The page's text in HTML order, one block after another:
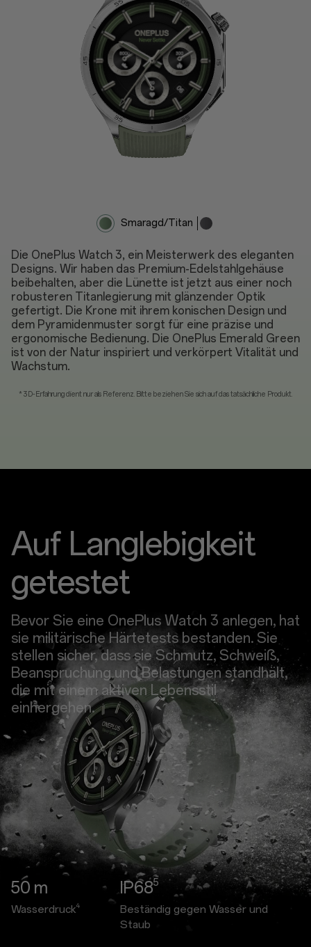
Smaragd/Titan
Die OnePlus Watch 3, ein Meisterwerk des eleganten
Designs. Wir haben das Premium-Edelstahlgehäuse
beibehalten, aber die Lünette ist jetzt aus einer noch
robusteren Titanlegierung mit glänzender Optik
gefertigt. Die Krone mit ihrem konischen Design und
dem Pyramidenmuster sorgt für eine präzise und
ergonomische Bedienung. Die OnePlus Emerald Green
ist von der Natur inspiriert und verkörpert Vitalität und
Wachstum.
* 3D-Erfahrung dient nur als Referenz. Bitte beziehen Sie sich auf das tatsächliche Produkt.
Auf Langlebigkeit
getestet
Bevor Sie eine OnePlus Watch 3 anlegen, hat
sie militärische Härtetests bestanden. Sie
stellen sicher, dass sie Schmutz, Schweiß,
Beanspruchung und Belastungen standhält,
die mit einem aktiven Lebensstil
einhergehen.
50 m
Wasserdruck4
IP685
Beständig gegen Wasser und
Staub